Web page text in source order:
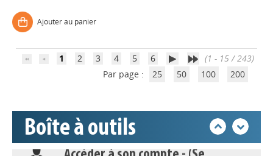
Ajouter au panier
1 2 3 4 5 6
(1 - 15 / 243)
Par page :
25 50 100 200
Boîte à outils
Déposer une actu !
Accéder à son compte - (Se
déconnecter)